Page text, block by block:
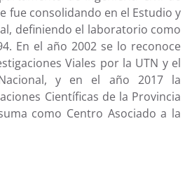
fue consolidando en el Estudio y
definiendo el laboratorio como
En el año 2002 se lo reconoce
Viales por la UTN y el
y en el año 2017 la
Científicas de la Provincia
como Centro Asociado a la